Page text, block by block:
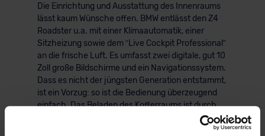
Die Einrichtung und Ausstattung des Innenraums
lässt kaum Wünsche offen. BMW entlässt den Z4
Roadster u.a. mit einer Klimaautomatik, einer
Sitzheizung sowie dem “Live Cockpit Professional”
an die frische Luft. Es umfasst zwei digitale, gut 10
Zoll große Bildschirme und ein Navigationssystem.
Dass es nicht der jüngsten Generation entstammt,
ist ein Vorzug: so ist die Bedienung überzeugend
einfach. Das Beladen des Kofferraums ist durch
die Schießscharte namens Heckklappe indes alles